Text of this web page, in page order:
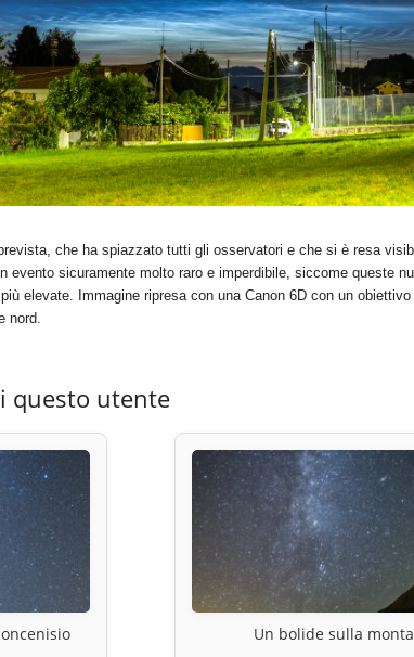
che ha spiazzato tutti gli osservatori e che si è resa
evento sicuramente molto raro e imperdibile, siccome queste
elevate. Immagine ripresa con una Canon 6D con un
nord.
questo utente
Un bolide sulla